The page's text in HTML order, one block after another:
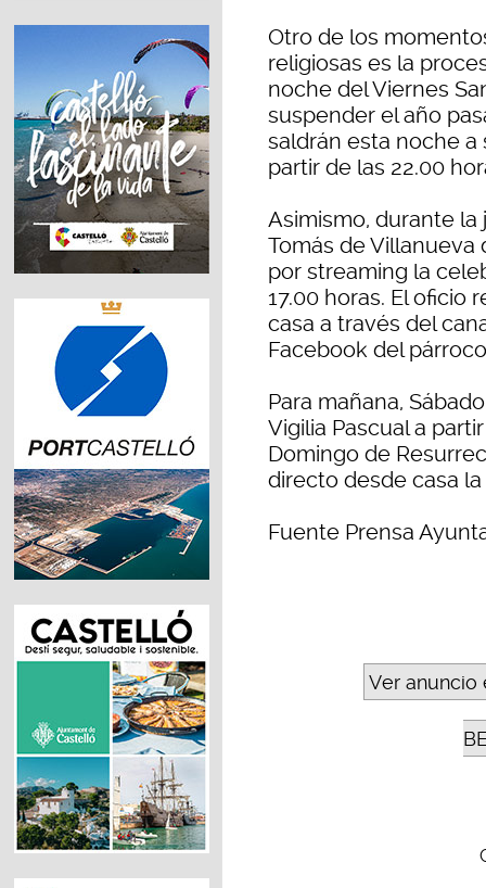
Otro de los
religiosas es la
noche del Viernes
suspender el año
saldrán esta noche
partir de las 22.00
Asimismo, durante la
Tomás de Villanueva
por streaming la
17.00 horas. El oficio
casa a través del
Facebook del
Para mañana,
Vigilia Pascual a
Domingo de
directo desde casa
Fuente Prensa
Ver anuncio